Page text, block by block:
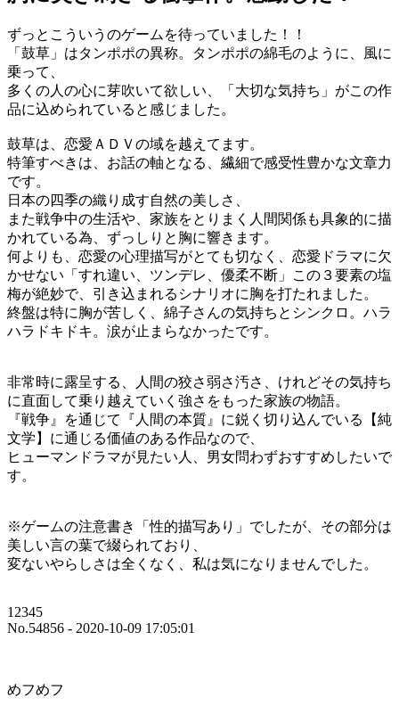
ずっとこういうのゲームを待っていました！！
「鼓草」はタンポポの異称。タンポポの綿毛のように、風に
乗って、
多くの人の心に芽吹いて欲しい、「大切な気持ち」がこの作
品に込められていると感じました。
鼓草は、恋愛ＡＤＶの域を越えてます。
特筆すべきは、お話の軸となる、繊細で感受性豊かな文章力
です。
日本の四季の織り成す自然の美しさ、
また戦争中の生活や、家族をとりまく人間関係も具象的に描
かれている為、ずっしりと胸に響きます。
何よりも、恋愛の心理描写がとても切なく、恋愛ドラマに欠
かせない「すれ違い、ツンデレ、優柔不断」この３要素の塩
梅が絶妙で、引き込まれるシナリオに胸を打たれました。
終盤は特に胸が苦しく、綿子さんの気持ちとシンクロ。ハラ
ハラドキドキ。涙が止まらなかったです。
非常時に露呈する、人間の狡さ弱さ汚さ、けれどその気持ち
に直面して乗り越えていく強さをもった家族の物語。
『戦争』を通じて『人間の本質』に鋭く切り込んでいる【純
文学】に通じる価値のある作品なので、
ヒューマンドラマが見たい人、男女問わずおすすめしたいで
す。
※ゲームの注意書き「性的描写あり」でしたが、その部分は
美しい言の葉で綴られており、
変ないやらしさは全くなく、私は気になりませんでした。
12345
No.54856 - 2020-10-09 17:05:01
めフめフ